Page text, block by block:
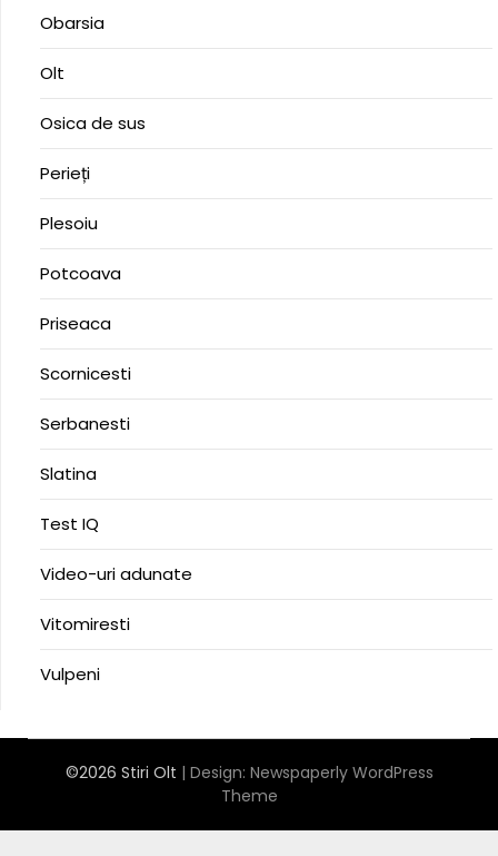
Obarsia
Olt
Osica de sus
Perieți
Plesoiu
Potcoava
Priseaca
Scornicesti
Serbanesti
Slatina
Test IQ
Video-uri adunate
Vitomiresti
Vulpeni
©2026 Stiri Olt | Design: Newspaperly WordPress
Theme